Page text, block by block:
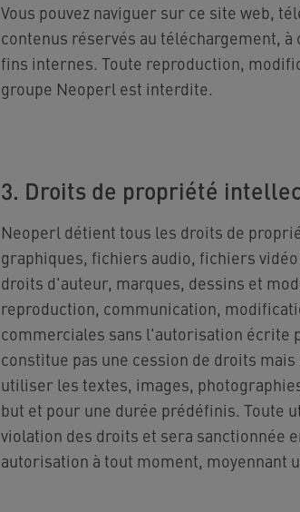
Vous pouvez naviguer sur ce site web,
contenus réservés au téléchargement,
fins internes. Toute reproduction,
groupe Neoperl est interdite.
3. Droits de propriété
Neoperl détient tous les droits de
graphiques, fichiers audio, fichiers
droits d'auteur, marques, dessins et
reproduction, communication,
commerciales sans l'autorisation écrite
constitue pas une cession de droits
utiliser les textes, images,
but et pour une durée prédéfinis. Toute
violation des droits et sera sanctionnée
autorisation à tout moment, moyennant